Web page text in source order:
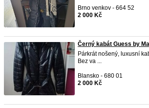
Brno venkov - 664 52
2 000 Kč
Černý kabát Guess by
Párkrát nošený, luxusní
Bez va ...
Blansko - 680 01
2 000 Kč